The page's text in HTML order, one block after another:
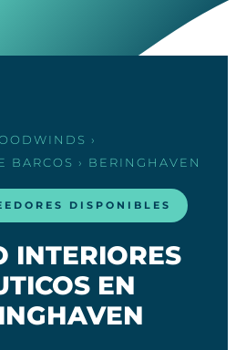
›
BARCOS › BERINGHAVEN
DISPONIBLES
INTERIORES
EN